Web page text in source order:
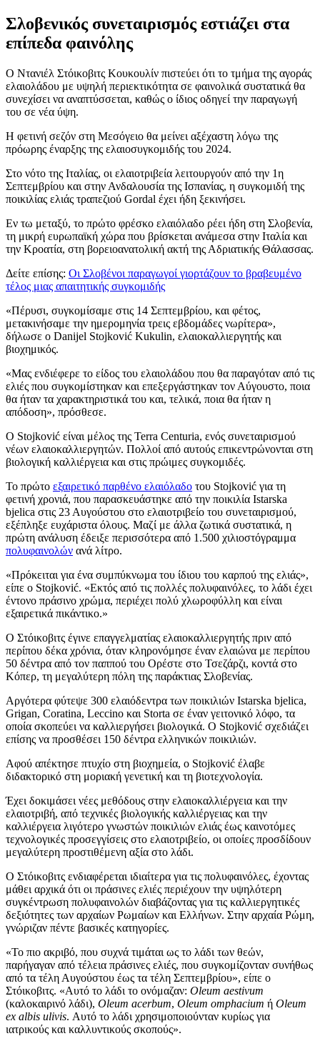
Σλοβενικός συνεταιρισμός εστιάζει στα
επίπεδα φαινόλης
Ο Ντανιέλ Στόικοβιτς Κουκουλίν πιστεύει ότι το τμήμα της αγοράς
ελαιολάδου με υψηλή περιεκτικότητα σε φαινολικά συστατικά θα
συνεχίσει να αναπτύσσεται, καθώς ο ίδιος οδηγεί την παραγωγή
του σε νέα ύψη.
Η φετινή σεζόν στη Μεσόγειο θα μείνει αξέχαστη λόγω της
πρόωρης έναρξης της ελαιοσυγκομιδής του 2024.
Στο νότο της Ιταλίας, οι ελαιοτριβεία λειτουργούν από την 1η
Σεπτεμβρίου και στην Ανδαλουσία της Ισπανίας, η συγκομιδή της
ποικιλίας ελιάς τραπεζιού Gordal έχει ήδη ξεκινήσει.
Εν τω μεταξύ, το πρώτο φρέσκο ελαιόλαδο ρέει ήδη στη Σλοβενία,
τη μικρή ευρωπαϊκή χώρα που βρίσκεται ανάμεσα στην Ιταλία και
την Κροατία, στη βορειοανατολική ακτή της Αδριατικής Θάλασσας.
Δείτε επίσης: Οι Σλοβένοι παραγωγοί γιορτάζουν το βραβευμένο
τέλος μιας απαιτητικής συγκομιδής
«Πέρυσι, συγκομίσαμε στις 14 Σεπτεμβρίου, και φέτος,
μετακινήσαμε την ημερομηνία τρεις εβδομάδες νωρίτερα»,
δήλωσε ο Danijel Stojković Kukulin, ελαιοκαλλιεργητής και
βιοχημικός.
«Μας ενδιέφερε το είδος του ελαιολάδου που θα παραγόταν από τις
ελιές που συγκομίστηκαν και επεξεργάστηκαν τον Αύγουστο, ποια
θα ήταν τα χαρακτηριστικά του και, τελικά, ποια θα ήταν η
απόδοση», πρόσθεσε.
Ο Stojković είναι μέλος της Terra Centuria, ενός συνεταιρισμού
νέων ελαιοκαλλιεργητών. Πολλοί από αυτούς επικεντρώνονται στη
βιολογική καλλιέργεια και στις πρώιμες συγκομιδές.
Το πρώτο εξαιρετικό παρθένο ελαιόλαδο του Stojković για τη
φετινή χρονιά, που παρασκευάστηκε από την ποικιλία Istarska
bjelica στις 23 Αυγούστου στο ελαιοτριβείο του συνεταιρισμού,
εξέπληξε ευχάριστα όλους. Μαζί με άλλα ζωτικά συστατικά, η
πρώτη ανάλυση έδειξε περισσότερα από 1.500 χιλιοστόγραμμα
πολυφαινολών ανά λίτρο.
«Πρόκειται για ένα συμπύκνωμα του ίδιου του καρπού της ελιάς»,
είπε ο Stojković. «Εκτός από τις πολλές πολυφαινόλες, το λάδι έχει
έντονο πράσινο χρώμα, περιέχει πολύ χλωροφύλλη και είναι
εξαιρετικά πικάντικο.»
Ο Στόικοβιτς έγινε επαγγελματίας ελαιοκαλλιεργητής πριν από
περίπου δέκα χρόνια, όταν κληρονόμησε έναν ελαιώνα με περίπου
50 δέντρα από τον παππού του Ορέστε στο Τσεζάρζι, κοντά στο
Κόπερ, τη μεγαλύτερη πόλη της παράκτιας Σλοβενίας.
Αργότερα φύτεψε 300 ελαιόδεντρα των ποικιλιών Istarska bjelica,
Grigan, Coratina, Leccino και Storta σε έναν γειτονικό λόφο, τα
οποία σκοπεύει να καλλιεργήσει βιολογικά. Ο Stojković σχεδιάζει
επίσης να προσθέσει 150 δέντρα ελληνικών ποικιλιών.
Αφού απέκτησε πτυχίο στη βιοχημεία, ο Stojković έλαβε
διδακτορικό στη μοριακή γενετική και τη βιοτεχνολογία.
Έχει δοκιμάσει νέες μεθόδους στην ελαιοκαλλιέργεια και την
ελαιοτριβή, από τεχνικές βιολογικής καλλιέργειας και την
καλλιέργεια λιγότερο γνωστών ποικιλιών ελιάς έως καινοτόμες
τεχνολογικές προσεγγίσεις στο ελαιοτριβείο, οι οποίες προσδίδουν
μεγαλύτερη προστιθέμενη αξία στο λάδι.
Ο Στόικοβιτς ενδιαφέρεται ιδιαίτερα για τις πολυφαινόλες, έχοντας
μάθει αρχικά ότι οι πράσινες ελιές περιέχουν την υψηλότερη
συγκέντρωση πολυφαινολών διαβάζοντας για τις καλλιεργητικές
δεξιότητες των αρχαίων Ρωμαίων και Ελλήνων. Στην αρχαία Ρώμη,
γνώριζαν πέντε βασικές κατηγορίες.
«Το πιο ακριβό, που συχνά τιμάται ως το λάδι των θεών,
παρήγαγαν από τέλεια πράσινες ελιές, που συγκομίζονταν συνήθως
από τα τέλη Αυγούστου έως τα τέλη Σεπτεμβρίου», είπε ο
Στόικοβιτς. «Αυτό το λάδι το ονόμαζαν: Oleum aestivum
(καλοκαιρινό λάδι), Oleum acerbum, Oleum omphacium ή Oleum
ex albis ulivis. Αυτό το λάδι χρησιμοποιούνταν κυρίως για
ιατρικούς και καλλυντικούς σκοπούς».